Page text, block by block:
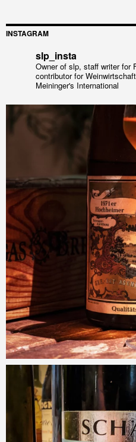
INSTAGRAM
slp_insta
Owner of slp, staff writer for
contributor for
Meininger's International